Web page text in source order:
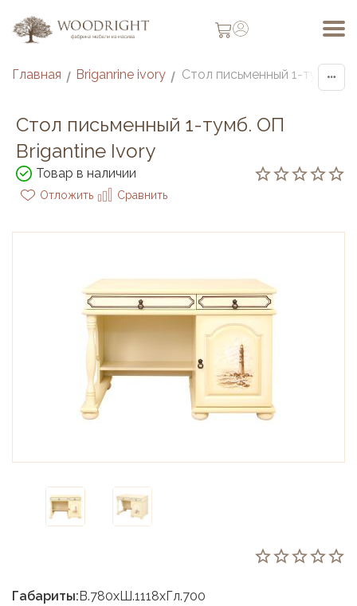
Главная / Briganrine ivory /
Стол письменный 1-тумб. ОП
Brigantine Ivory
Товар в наличии
Отложить Сравнить
Габариты:В.780хШ.1118хГл.700